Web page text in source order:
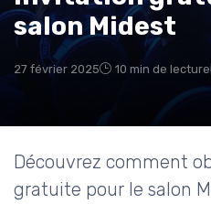
salon Midest
27 février 2025 10 min de lecture
Découvrez comment
gratuite pour le salon
→ Je
* En rejoignant le club,
de B2B Insiders et les